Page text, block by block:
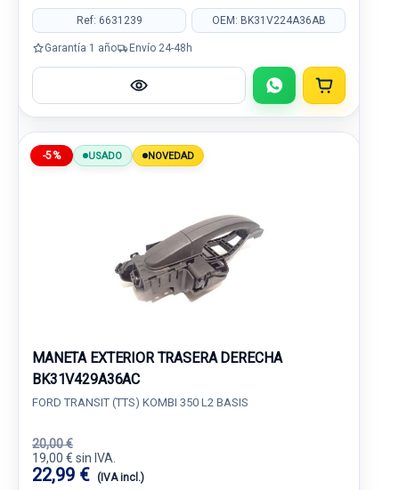
Ref: 6631239 OEM: BK31V224A36AB
Garantía 1 año Envío 24-48h
-5% USADO NOVEDAD
MANETA EXTERIOR TRASERA DERECHA
BK31V429A36AC
FORD TRANSIT (TTS) KOMBI 350 L2 BASIS
20,00 €
19,00 € sin IVA.
22,99 € (IVA incl.)